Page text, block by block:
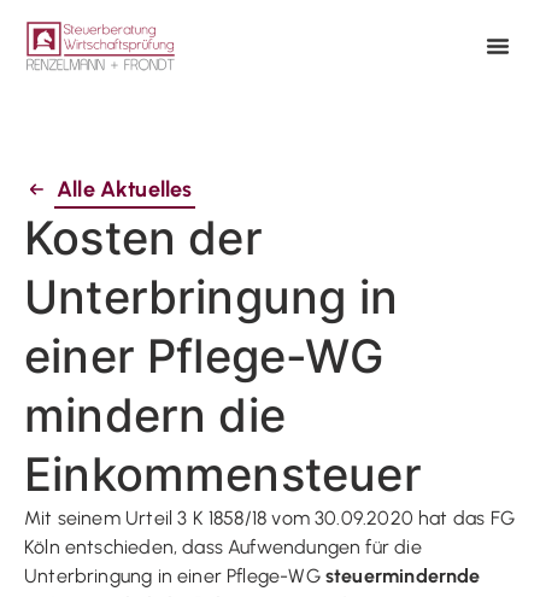
Alle Aktuelles
Kosten der
Unterbringung in
einer Pflege-WG
mindern die
Einkommensteuer
Mit seinem Urteil 3 K 1858/18 vom 30.09.2020 hat das FG
Köln entschieden, dass Aufwendungen für die
Unterbringung in einer Pflege-WG steuermindernde